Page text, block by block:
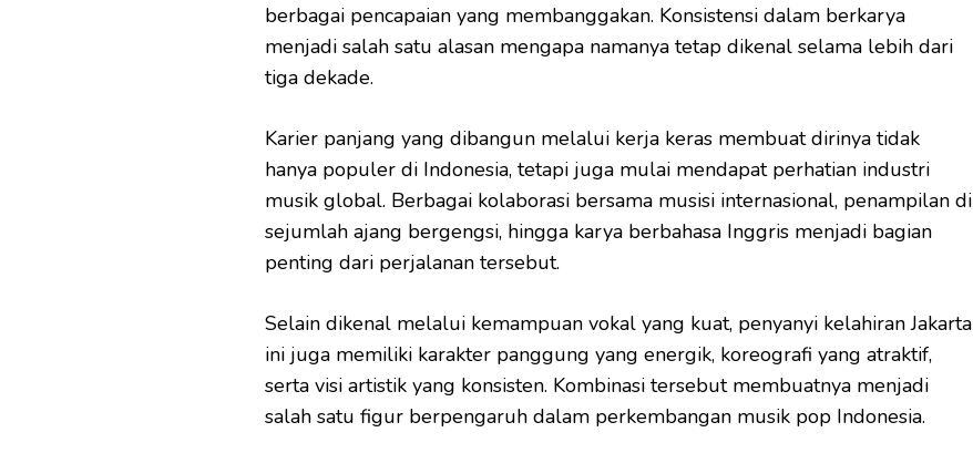
berbagai pencapaian yang membanggakan. Konsistensi dalam berkarya
menjadi salah satu alasan mengapa namanya tetap dikenal selama lebih dari
tiga dekade.
Karier panjang yang dibangun melalui kerja keras membuat dirinya tidak
hanya populer di Indonesia, tetapi juga mulai mendapat perhatian industri
musik global. Berbagai kolaborasi bersama musisi internasional, penampilan di
sejumlah ajang bergengsi, hingga karya berbahasa Inggris menjadi bagian
penting dari perjalanan tersebut.
Selain dikenal melalui kemampuan vokal yang kuat, penyanyi kelahiran Jakarta
ini juga memiliki karakter panggung yang energik, koreografi yang atraktif,
serta visi artistik yang konsisten. Kombinasi tersebut membuatnya menjadi
salah satu figur berpengaruh dalam perkembangan musik pop Indonesia.